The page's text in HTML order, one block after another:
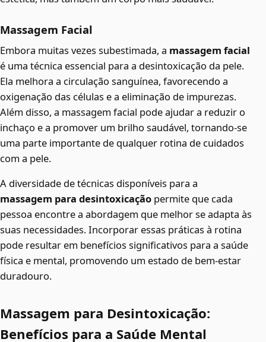
Massagem Facial
Embora muitas vezes subestimada, a massagem facial
é uma técnica essencial para a desintoxicação da pele.
Ela melhora a circulação sanguínea, favorecendo a
oxigenação das células e a eliminação de impurezas.
Além disso, a massagem facial pode ajudar a reduzir o
inchaço e a promover um brilho saudável, tornando-se
uma parte importante de qualquer rotina de cuidados
com a pele.
A diversidade de técnicas disponíveis para a
massagem para desintoxicação permite que cada
pessoa encontre a abordagem que melhor se adapta às
suas necessidades. Incorporar essas práticas à rotina
pode resultar em benefícios significativos para a saúde
física e mental, promovendo um estado de bem-estar
duradouro.
Massagem para Desintoxicação:
Benefícios para a Saúde Mental